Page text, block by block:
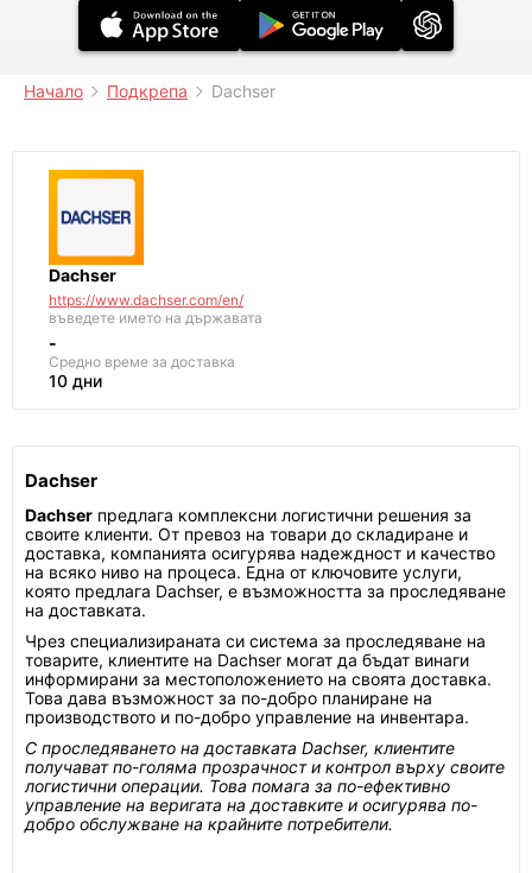
Начало Подкрепа Dachser
Dachser
https://www.dachser.com/en/
въведете името на държавата
-
Средно време за доставка
10 дни
Dachser
Dachser предлага комплексни логистични решения за
своите клиенти. От превоз на товари до складиране и
доставка, компанията осигурява надеждност и качество
на всяко ниво на процеса. Една от ключовите услуги,
която предлага Dachser, е възможността за проследяване
на доставката.
Чрез специализираната си система за проследяване на
товарите, клиентите на Dachser могат да бъдат винаги
информирани за местоположението на своята доставка.
Това дава възможност за по-добро планиране на
производството и по-добро управление на инвентара.
С проследяването на доставката Dachser, клиентите
получават по-голяма прозрачност и контрол върху своите
логистични операции. Това помага за по-ефективно
управление на веригата на доставките и осигурява по-
добро обслужване на крайните потребители.